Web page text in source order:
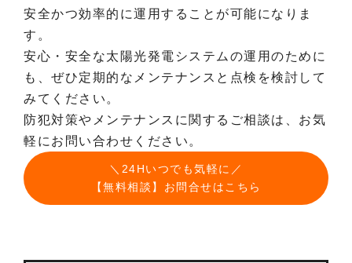
安全かつ効率的に運用することが可能になりま
す。
安心・安全な太陽光発電システムの運用のために
も、ぜひ定期的なメンテナンスと点検を検討して
みてください。
防犯対策やメンテナンスに関するご相談は、お気
軽にお問い合わせください。
＼24Hいつでも気軽に／
【無料相談】お問合せはこちら